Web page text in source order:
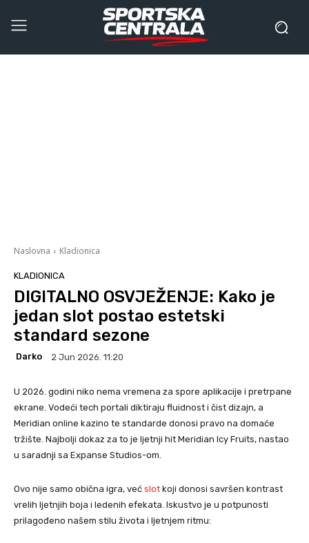
Naslovna Kladionica
KLADIONICA
DIGITALNO OSVJEŽENJE: Kako je
jedan slot postao estetski
standard sezone
Darko 2 Jun 2026. 11:20
U 2026. godini niko nema vremena za spore aplikacije i pretrpane
ekrane. Vodeći tech portali diktiraju fluidnost i čist dizajn, a
Meridian online kazino te standarde donosi pravo na domaće
tržište. Najbolji dokaz za to je ljetnji hit Meridian Icy Fruits, nastao
u saradnji sa Expanse Studios-om.
Ovo nije samo obična igra, već slot koji donosi savršen kontrast
vrelih ljetnjih boja i ledenih efekata. Iskustvo je u potpunosti
prilagođeno našem stilu života i ljetnjem ritmu: